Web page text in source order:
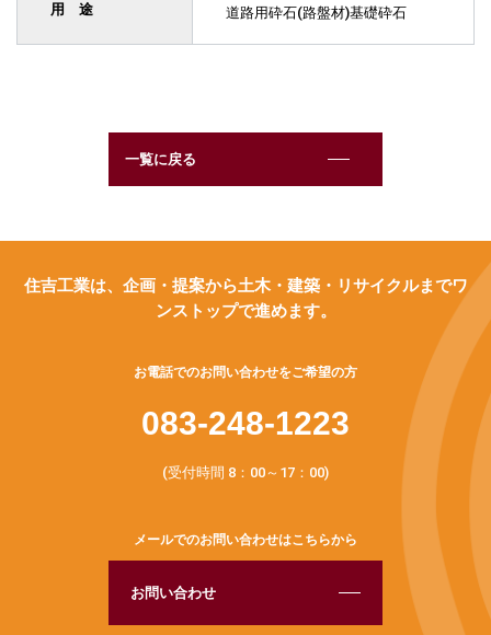
用 途 道路用砕石(路盤材)基礎砕石
一覧に戻る
住吉工業は、企画・提案から土木・建築・リサイクルまでワ
ンストップで進めます。
お電話でのお問い合わせをご希望の方
083-248-1223
(受付時間 8：00～17：00)
メールでのお問い合わせはこちらから
お問い合わせ